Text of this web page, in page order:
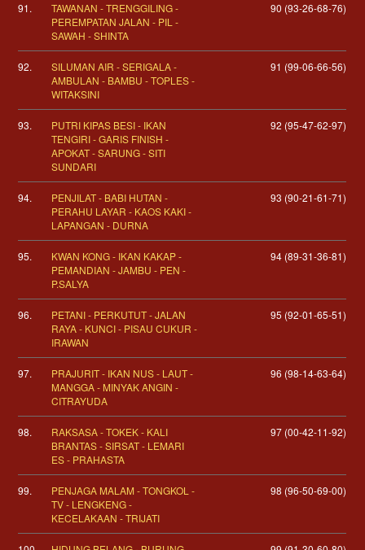
91.
TAWANAN - TRENGGILING -
PEREMPATAN JALAN - PIL -
SAWAH - SHINTA
90 (93-26-68-76)
92.
SILUMAN AIR - SERIGALA -
AMBULAN - BAMBU - TOPLES -
WITAKSINI
91 (99-06-66-56)
93.
PUTRI KIPAS BESI - IKAN
TENGIRI - GARIS FINISH -
APOKAT - SARUNG - SITI
SUNDARI
92 (95-47-62-97)
94.
PENJILAT - BABI HUTAN -
PERAHU LAYAR - KAOS KAKI -
LAPANGAN - DURNA
93 (90-21-61-71)
95.
KWAN KONG - IKAN KAKAP -
PEMANDIAN - JAMBU - PEN -
P.SALYA
94 (89-31-36-81)
96.
PETANI - PERKUTUT - JALAN
RAYA - KUNCI - PISAU CUKUR -
IRAWAN
95 (92-01-65-51)
97.
PRAJURIT - IKAN NUS - LAUT -
MANGGA - MINYAK ANGIN -
CITRAYUDA
96 (98-14-63-64)
98.
RAKSASA - TOKEK - KALI
BRANTAS - SIRSAT - LEMARI
ES - PRAHASTA
97 (00-42-11-92)
99.
PENJAGA MALAM - TONGKOL -
TV - LENGKENG -
KECELAKAAN - TRIJATI
98 (96-50-69-00)